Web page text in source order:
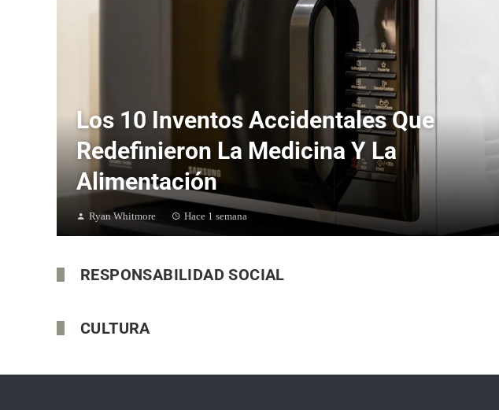
Los 10 Inventos Accidentales Que
Redefinieron La Medicina Y La
Alimentación
Ryan Whitmore Hace 1 semana
RESPONSABILIDAD SOCIAL
CULTURA